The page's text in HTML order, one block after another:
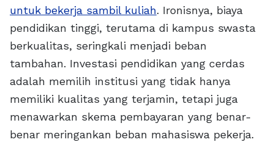
untuk bekerja sambil kuliah. Ironisnya, biaya
pendidikan tinggi, terutama di kampus swasta
berkualitas, seringkali menjadi beban
tambahan. Investasi pendidikan yang cerdas
adalah memilih institusi yang tidak hanya
memiliki kualitas yang terjamin, tetapi juga
menawarkan skema pembayaran yang benar-
benar meringankan beban mahasiswa pekerja.